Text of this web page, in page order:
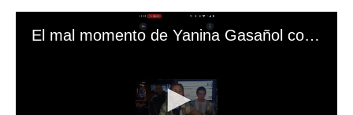
El mal momento de Yanina Gasañol con un hincha argentino en "Subrayado"